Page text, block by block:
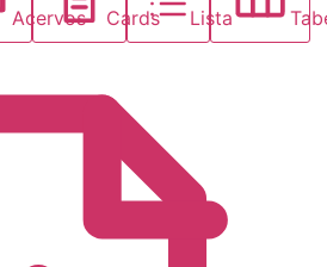
Acervos Cards Lista